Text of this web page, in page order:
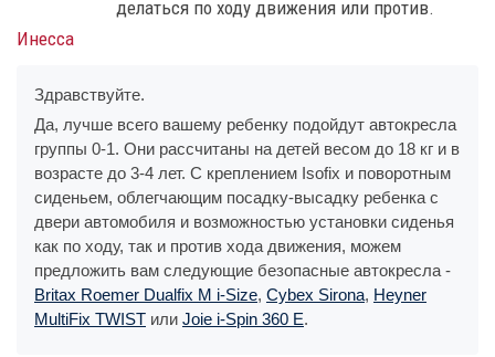
делаться по ходу движения или против.
Инесса
Здравствуйте.
Да, лучше всего вашему ребенку подойдут автокресла
группы 0-1. Они рассчитаны на детей весом до 18 кг и в
возрасте до 3-4 лет. С креплением Isofix и поворотным
сиденьем, облегчающим посадку-высадку ребенка с
двери автомобиля и возможностью установки сиденья
как по ходу, так и против хода движения, можем
предложить вам следующие безопасные автокресла -
Britax Roemer Dualfix M i-Size, Cybex Sirona, Heyner
MultiFix TWIST или Joie i-Spin 360 E.